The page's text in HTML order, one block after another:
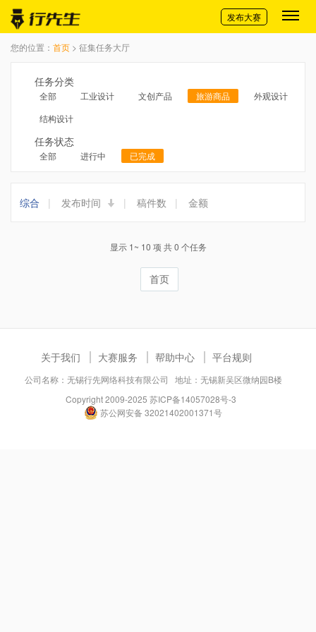
切换导航
发布大赛
您的位置： 首页 > 征集任务大厅
任务分类
全部 工业设计 文创产品 旅游商品
外观设计
结构设计
任务状态
全部 进行中 已完成
综合 | 发布时间 | 稿件数 | 金额
显示 1~ 10 项 共 0 个任务
首页
关于我们 大赛服务 帮助中心 平台规则
公司名称：无锡行先网络科技有限公司 地址：无锡新吴区微纳园B楼
Copyright 2009-2025 苏ICP备14057028号-3
苏公网安备 32021402001371号